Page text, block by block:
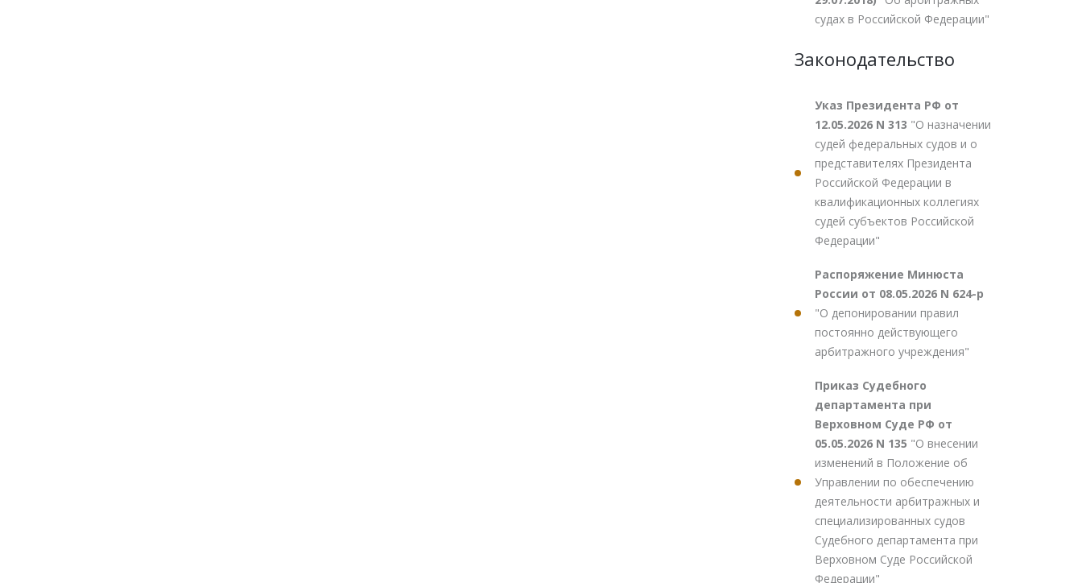
судах в Российской Федерации"
Законодательство
Указ Президента РФ от
12.05.2026 N 313 "О назначении
судей федеральных судов и о
представителях Президента
Российской Федерации в
квалификационных коллегиях
судей субъектов Российской
Федерации"
Распоряжение Минюста
России от 08.05.2026 N 624-р
"О депонировании правил
постоянно действующего
арбитражного учреждения"
Приказ Судебного
департамента при
Верховном Суде РФ от
05.05.2026 N 135 "О внесении
изменений в Положение об
Управлении по обеспечению
деятельности арбитражных и
специализированных судов
Судебного департамента при
Верховном Суде Российской
Федерации"